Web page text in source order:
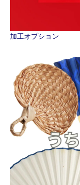
加工オプション